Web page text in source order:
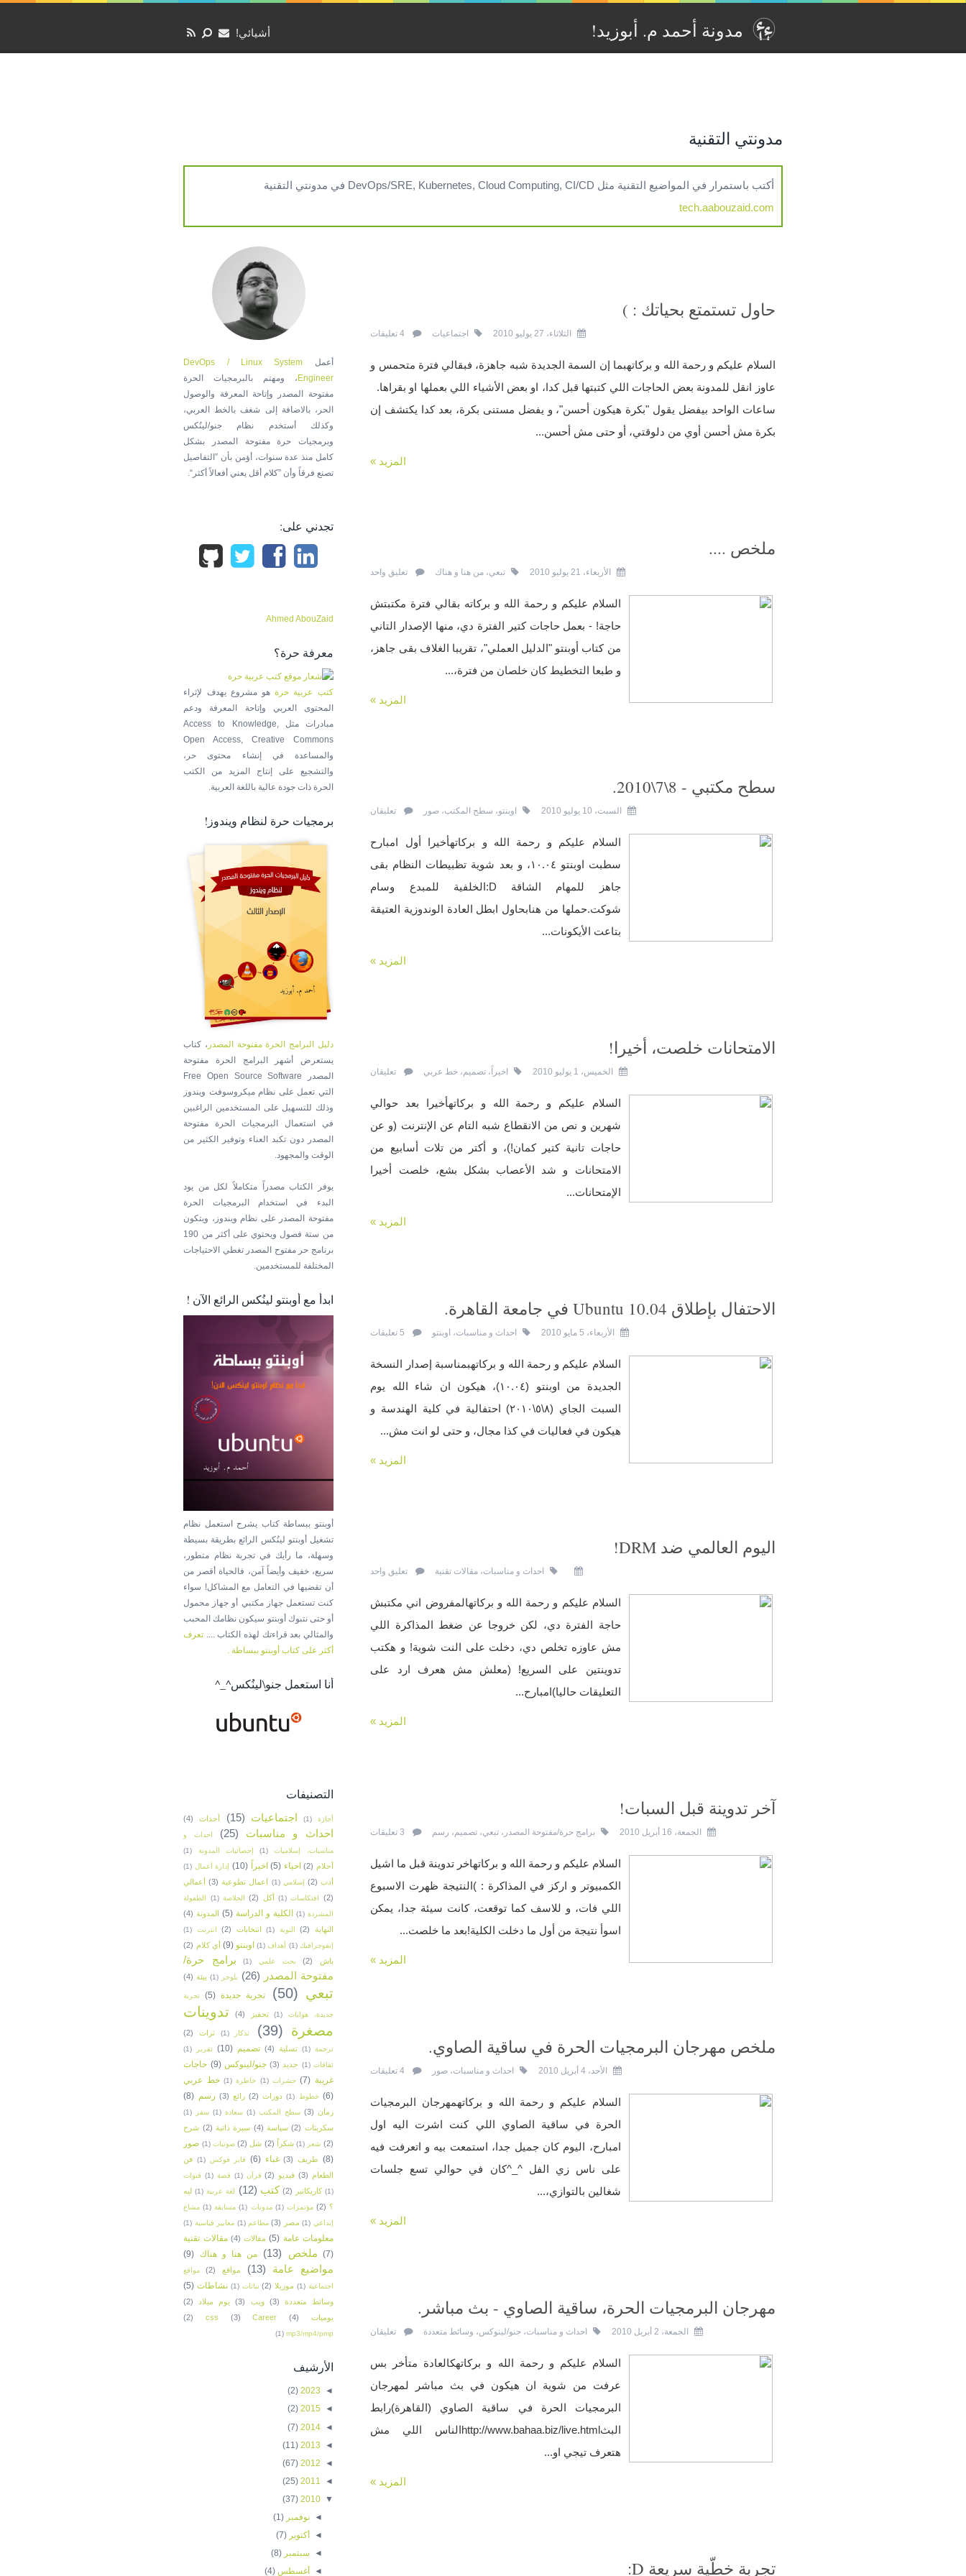
مدونة أحمد م. أبوزيد‏‫!‏ أشيائي!
مدونتي التقنية
أكتب باستمرار في المواضيع التقنية مثل DevOps/SRE, Kubernetes, Cloud Computing, CI/CD في مدونتي التقنية
tech.aabouzaid.com
حاول تستمتع بحياتك : )
الثلاثاء، 27 يوليو 2010 اجتماعيات
السلام عليكم و رحمة الله و بركاتهبما إن السمة الجديدة شبه جاهزة، فبقالي فترة متحمس و
عاوز انقل للمدونة بعض الحاجات اللي كتبتها قبل كدا، او بعض الأشياء اللي بعملها او بقراها.
ساعات الواحد بيفضل يقول "بكرة هيكون أحسن"، و يفضل مستنى بكرة، بعد كدا يكتشف إن
بكرة مش أحسن أوي من دلوقتي، أو حتى مش أحسن...
المزيد »
ملخص ....
الأربعاء، 21 يوليو 2010 تبعي، من هنا و هناك تعليق واحد
السلام عليكم و رحمة الله و بركاته بقالي فترة مكتبتش
حاجة! - بعمل حاجات كتير الفترة دي، منها الإصدار التاني
من كتاب أوبنتو "الدليل العملي"، تقريبا الغلاف بقى جاهز،
و طبعا التخطيط كان خلصان من فترة،...
المزيد »
سطح مكتبي - 8\7\2010.
السبت، 10 يوليو 2010 اوبنتو، سطح المكتب، صور تعليقان
السلام عليكم و رحمة الله و بركاتهأخيرا أول امبارح
سطبت اوبنتو ١٠.٠٤، و بعد شوية تظبيطات النظام بقى
جاهز للمهام الشاقة D:الخلفية للمبدع وسام
شوكت.حملها من هنابحاول ابطل العادة الوندوزية العتيقة
بتاعت الأيكونات...
المزيد »
الامتحانات خلصت، أخيرا!
الخميس، 1 يوليو 2010 اخيراً ، تصميم، خط عربي تعليقان
السلام عليكم و رحمة الله و بركاتهأخيرا بعد حوالي
شهرين و نص من الانقطاع شبه التام عن الإنترنت (و عن
حاجات تانية كتير كمان!)، و أكتر من تلات أسابيع من
الامتحانات و شد الأعصاب بشكل بشع، خلصت أخيرا
الإمتحانات...
المزيد »
الاحتفال بإطلاق Ubuntu 10.04 في جامعة القاهرة.
الأربعاء، 5 مايو 2010 احداث و مناسبات، اوبنتو
السلام عليكم و رحمة الله و بركاتهبمناسبة إصدار النسخة
الجديدة من اوبنتو (١٠.٠٤)، هيكون ان شاء الله يوم
السبت الجاي (٨\٥\٢٠١٠) احتفالية في كلية الهندسة و
هيكون في فعاليات في كذا مجال، و حتى لو انت مش...
المزيد »
اليوم العالمي ضد DRM!
احداث و مناسبات، مقالات تقنية تعليق واحد
السلام عليكم و رحمة الله و بركاتهالمفروض اني مكتبش
حاجة الفترة دي، لكن خروجا عن ضغط المذاكرة اللي
مش عاوزه تخلص دي، دخلت على النت شوية! و هكتب
تدوينتين على السريع! (معلش مش هعرف ارد على
التعليقات حاليا)امبارح...
المزيد »
آخر تدوينة قبل السبات!
الجمعة، 16 أبريل 2010 برامج حرة/مفتوحة المصدر ، تبعي، تصميم، رسم
السلام عليكم و رحمة الله و بركاتهاخر تدوينة قبل ما اشيل
الكمبيوتر و اركز في المذاكرة : )النتيجة ظهرت الاسبوع
اللي فات، و للاسف كما توقعت، كانت سيئة جدا، يمكن
اسوأ نتيجة من أول ما دخلت الكلية!بعد ما خلصت...
المزيد »
ملخص مهرجان البرمجيات الحرة في ساقية الصاوي.
الأحد، 4 أبريل 2010 احداث و مناسبات، صور
السلام عليكم و رحمة الله و بركاتهمهرجان البرمجيات
الحرة في ساقية الصاوي اللي كنت اشرت اليه اول
امبارح، اليوم كان جميل جدا، استمعت بيه و اتعرفت فيه
على ناس زي الفل ^_^كان في حوالي تسع جلسات
شغالين بالتوازي،...
المزيد »
مهرجان البرمجيات الحرة، ساقية الصاوي - بث مباشر.
الجمعة، 2 أبريل 2010 احداث و مناسبات، جنو/لينوكس، وسائط متعددة تعليقان
السلام عليكم و رحمة الله و بركاتهكالعادة متأخر بس
عرفت من شوية ان هيكون في بث مباشر لمهرجان
البرمجيات الحرة في ساقية الصاوي (القاهرة)رابط
البثhttp://www.bahaa.biz/live.htmlالناس اللي مش
هتعرف تيجي او...
المزيد »
تجربة خطّية سريعة D:
أعمل DevOps / Linux System
Engineer ، ومهتم بالبرمجيات الحرة
مفتوحة المصدر وإتاحة المعرفة والوصول
الحر، بالاضافة إلى شغف بالخط العربي،
وكذلك أستخدم نظام جنو/لينُكس
وبرمجيات حرة مفتوحة المصدر بشكل
كامل منذ عدة سنوات، أؤمن بأن ”التفاصيل
تصنع فرقاً وأن ”كلام أقل يعني أفعالاً أكثر“.
تجدني على:
Ahmed AbouZaid
معرفة حرة؟
كتب عربية حرةهو مشروع يهدف لإثراء
المحتوى العربي وإتاحة المعرفة ودعم
مبادرات مثل Access to Knowledge,
Open Access, Creative Commons
والمساعدة في إنشاء محتوى حر،
والتشجيع على إنتاج المزيد من الكتب
الحرة ذات جودة عالية باللغة العربية.
برمجيات حرة لنظام ويندوز!
دليل البرامج الحرة مفتوحة المصدر ، كتاب
يستعرض أشهر البرامج الحرة مفتوحة
المصدر Free Open Source Software
التي تعمل على نظام ميكروسوفت ويندوز
وذلك للتسهيل على المستخدمين الراغبين
في استعمال البرمجيات الحرة مفتوحة
المصدر دون تكبد العناء وتوفير الكثير من
الوقت والمجهود.
يوفر الكتاب مصدراً متكاملاً لكل من يود
البدء في استخدام البرمجيات الحرة
مفتوحة المصدر على نظام ويندوز، ويتكون
من ستة فصول ويحتوي على أكثر من 190
برنامج حر مفتوح المصدر تغطي الاحتياجات
المختلفة للمستخدمين.
ابدأ مع أوبنتو لينُكس الرائع الآن !
أوبنتو ببساطة كتاب يشرح استعمل نظام
تشغيل أوبنتو لينُكس الرائع بطريقة بسيطة
وسهلة، ما رأيك في تجربة نظام متطور،
سريع، خفيف وأيضاً آمن، فالحياة أقصر من
أن تقضيها في التعامل مع المشاكل! سواء
كنت تستعمل جهاز مكتبي أو جهاز محمول
أو حتى نتبوك أوبنتو سيكون نظامك المحبب
والمثالي بعد قراءتك لهذه الكتاب .... تعرف
أكثر على كتاب أوبنتو ببساطة .
أنا استعمل جنو\لينُكس^_^
التصنيفات
أجازة (1) اجتماعيات (15) أحداث (4)
احداث و مناسبات (25)
احداث و
مناسبات، إسلاميات
(1) إحصائيات المدونة (1)
أحلام (2) احياء (5) اخيراً (10) إدارة أعمال (1)
أدب (2) إسلامي (1) اعمال تطوعية (3) أعمالي
(2)
افتكاسات (1) أكل (2) الخلاصة (1)
الطفولة
المشردة (1) الكلية و الدراسة (5) المدونة (4)
النهاية
(2) النوبة (1) انتخابات (2) انترنت
(1)
إنفوجرافيك (1) أهداف (1) اوبنتو (9) أي كلام (2)
باش
(2) بحث علمي (1)
برامج حرة/
مفتوحة المصدر (26) بلوجر (1) بيئة (4)
تبعي (50) تجربة جديدة (5) تجربة
جديدة، هوايات (1) تحفيز (4)
تدوينات
مصغرة (39) تذكار (1) تراث (2)
ترجمة (1) تسلية (4) تصميم (10) تقرير
(1)
ثقافات (1) جديد (3) جنو/لينوكس (9) حاجات
غريبة (7) حشرات (1) خاطرة (1) خط عربي
(6) خطوط (1) دورات (2) رائع (3) رسم (8)
زمان (3) سطح المكتب (1) سعادة (1) سفر (1)
سكربتات (2) سياسة (4) سيرة ذاتية (2) شرح
(2) شعر (1) شكراً (2) شل (2) صوتيات (1) صور
(8) طريف (3) غباء (6) فاير فوكس (1) فن
الطعام (3) فيديو (2) قرآن (1) قصة (1) قنوات
(1) كاريكاتير (2) كتب (12) لغة عربية (1) ليه
؟ (2) مؤتمرات (1) مدونات (1) مسابقة (1) مشاع
إبداعي (1) مصر (3) مطاعم (1) معايير قياسية (1)
معلومات عامة (5) مقالات (4) مقالات تقنية
(7) ملخص (13) من هنا و هناك (9)
مواضيع عامة (13) مواقع (2)
مواقع
اجتماعية (1) موزيلا (2) نباتات (1) نشاطات (5)
وسائط متعددة (3) ويب (3) يوم ميلاد
(2)
يوميات
(4)
Career
(3)
css
(2)
mp3/mp4/pmp
(1)
الأرشيف
◄
2023
(2)
◄
2015
(2)
◄
2014
(7)
◄
2013
(11)
◄
2012
(67)
◄
2011
(25)
▼
2010
(37)
◄نوفمبر(1)
◄
أكتوبر(7)
◄ سبتمبر(8)
◄
أغسطس(4)